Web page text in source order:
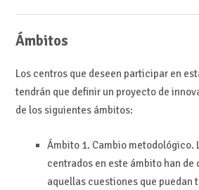
Ámbitos
Los centros que deseen participar en
tendrán que definir un proyecto de
de los siguientes ámbitos:
Ámbito 1. Cambio metodológico.
centrados en este ámbito han de
aquellas cuestiones que puedan